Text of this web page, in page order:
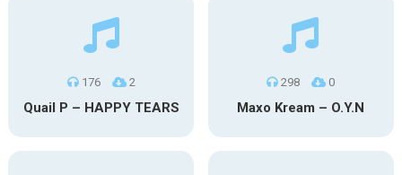
176 2
Quail P – HAPPY TEARS
298 0
Maxo Kream – O.Y.N